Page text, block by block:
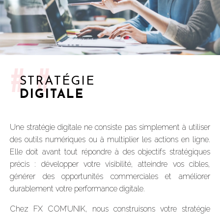
##
STRATÉGIE
DIGITALE
Une stratégie digitale ne consiste pas simplement à utiliser
des outils numériques ou à multiplier les actions en ligne.
Elle doit avant tout répondre à des objectifs stratégiques
précis : développer votre visibilité, atteindre vos cibles,
générer des opportunités commerciales et améliorer
durablement votre performance digitale.
Chez FX COM’UNIK, nous construisons votre stratégie